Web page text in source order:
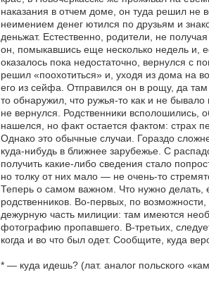
наказания в отчем доме, он туда решил не
неимением денег ютился по друзьям и
деньжат. Естественно, родители, не
он, помыкавшись еще несколько недель и,
оказалось пока недостаточно, вернулся с
решил «поохотиться» и, уходя из дома на
его из сейфа. Отправился он в рощу, да
то обнаружил, что ружья-то как и не
не вернулся. Родственники всполошились,
нашелся, но факт остается фактом: страх
Однако это обычные случаи. Гораздо
куда-нибудь в ближнее зарубежье. С
получить какие-либо сведения стало
но толку от них мало — не очень-то
Теперь о самом важном. Что нужно делать,
родственников. Во-первых, по
дежурную часть милиции: там имеются
фотографию пропавшего. В-третьих,
когда и во что был одет. Сообщите, куда
* — куда идешь? (лат. аналог польского